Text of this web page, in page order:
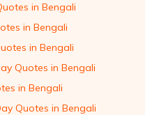
in Bengali
in Bengali
in Bengali
Quotes in Bengali
in Bengali
Quotes in Bengali